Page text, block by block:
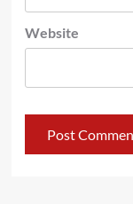
Website